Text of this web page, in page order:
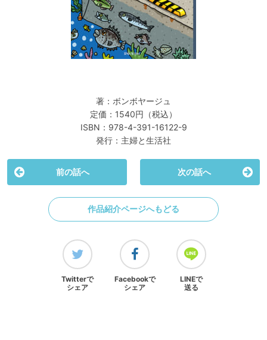
著：ボンボヤージュ
定価：1540円（税込）
ISBN：978-4-391-16122-9
発行：主婦と生活社
前の話へ 次の話へ
作品紹介ページへもどる
Twitterで
シェア
Facebookで
シェア
LINEで
送る